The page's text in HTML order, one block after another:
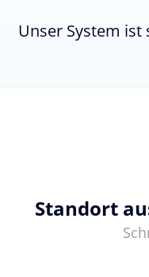
Unser System ist
Standort